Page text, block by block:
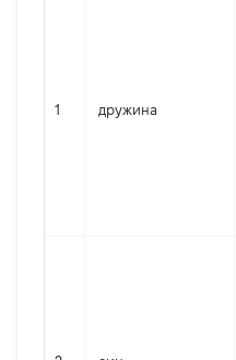
1 дружина